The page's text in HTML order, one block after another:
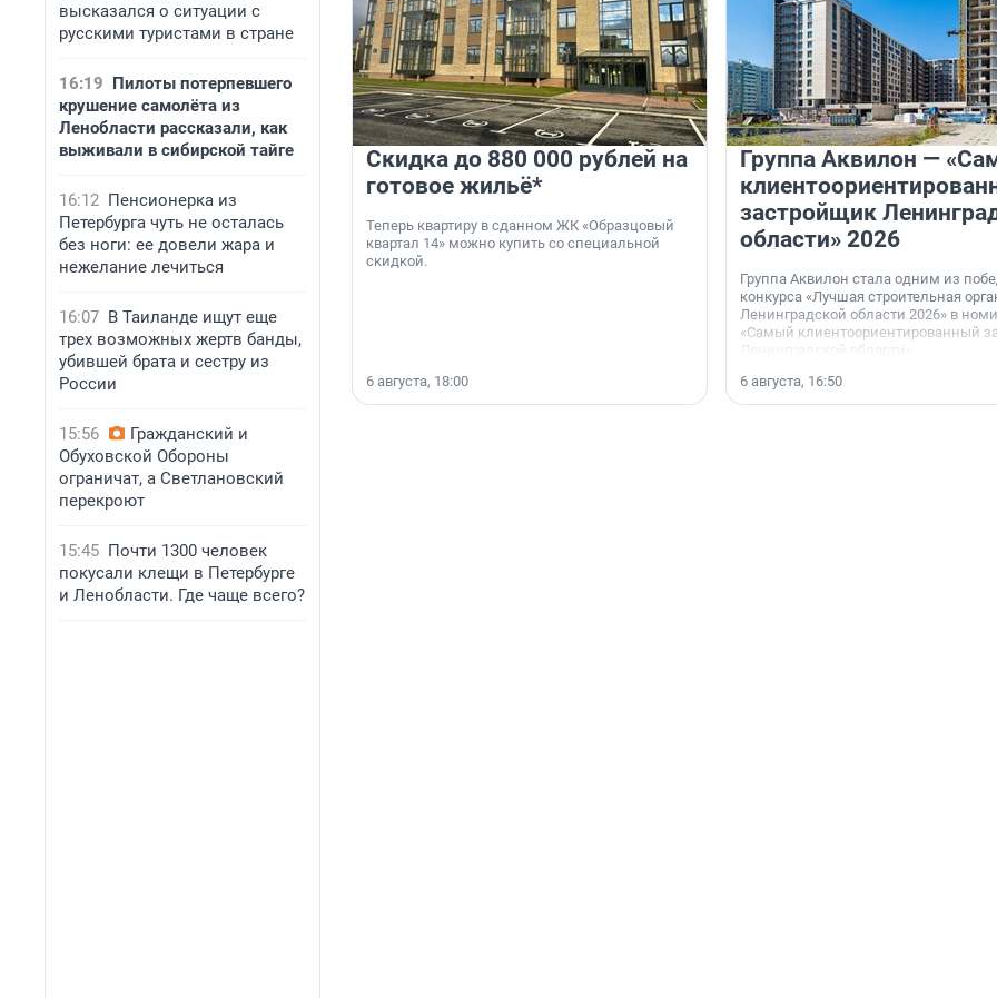
высказался о ситуации с
русскими туристами в стране
16:19 Пилоты потерпевшего
крушение самолёта из
Ленобласти рассказали, как
выживали в сибирской тайге
16:12 Пенсионерка из
Петербурга чуть не осталась
без ноги: ее довели жара и
нежелание лечиться
16:07 В Таиланде ищут еще
трех возможных жертв банды,
убившей брата и сестру из
России
15:56
Гражданский и
Обуховской Обороны
ограничат, а Светлановский
перекроют
15:45 Почти 1300 человек
покусали клещи в Петербурге
и Ленобласти. Где чаще всего?
Скидка до 880 000 рублей на
готовое жильё*
Теперь квартиру в сданном ЖК «Образцовый
квартал 14» можно купить со специальной
скидкой.
6 августа, 18:00
Группа Аквилон —
застройщик
области» 2026
Группа Аквилон стала одним из
конкурса «Лучшая строительная
Ленинградской области 2026» в
«Самый клиентоориентированный
Ленинградской области».
6 августа, 16:50